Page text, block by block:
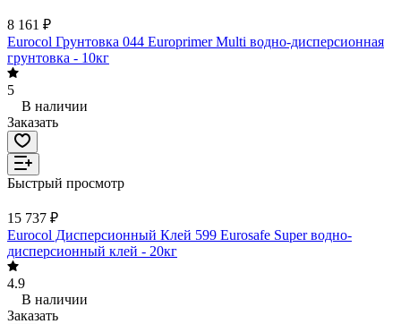
8 161 ₽
Eurocol Грунтовка 044 Europrimer Multi водно-дисперсионная
грунтовка - 10кг
5
В наличии
Заказать
Быстрый просмотр
15 737 ₽
Eurocol Дисперсионный Клей 599 Eurosafe Super водно-
дисперсионный клей - 20кг
4.9
В наличии
Заказать